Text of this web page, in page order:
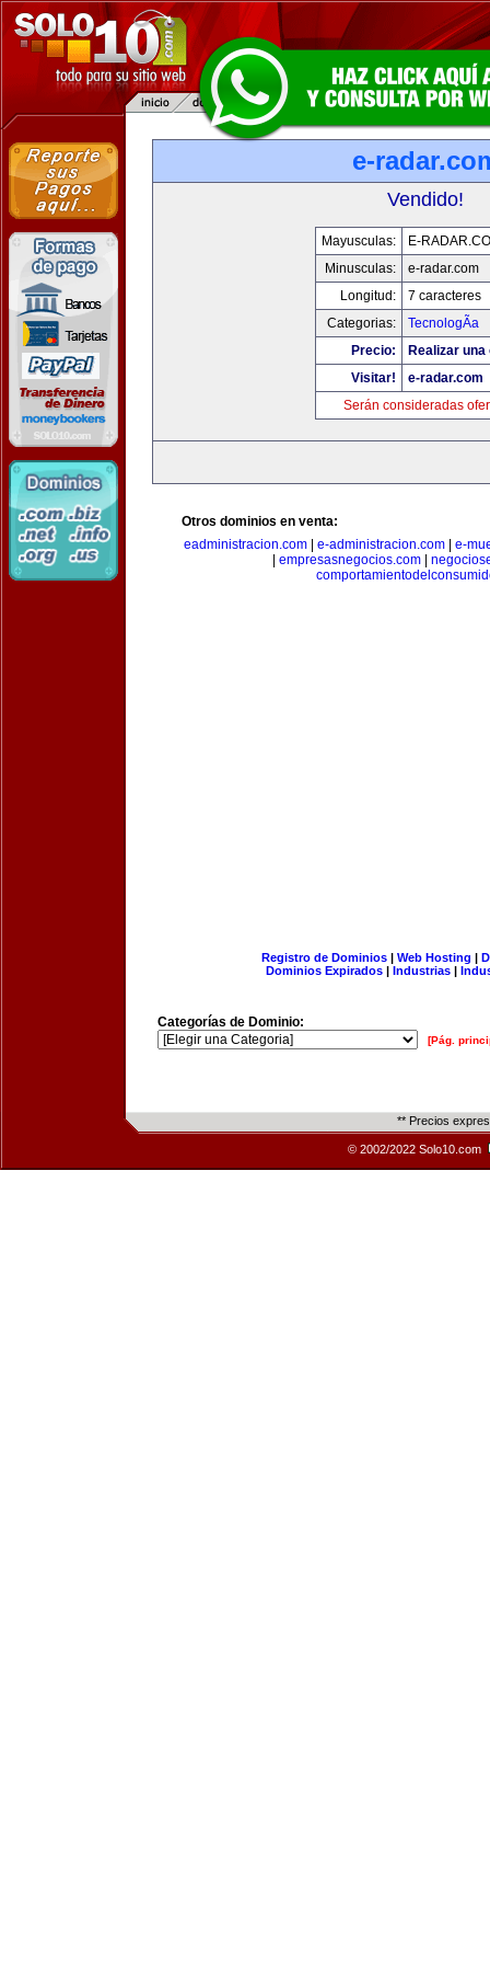
e-
Vendido!
Mayusculas:
E-
Minusculas:
e-radar.com
Longitud:
7 caracteres
Categorias:
TecnologÃ­a
Precio:
Realizar
Visitar!
e-radar.com
Serán consideradas
Otros dominios en venta:
eadministracion.com| e-administracion.com| e-
empresasnegocios.com|
Registro de Dominios| Web Hosting |
Dominios Expirados | Industrias |
Categorías de Dominio:
[Pág.
** Precios
© 2002/2022 Solo10.com